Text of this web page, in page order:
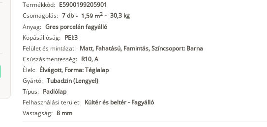
Termékkód: E5900199205901
Csomagolás: 7 db - 1,59 m2 - 30,3 kg
Anyag: Gres porcelán fagyálló
Kopásállóság: PEI:3
Felület és mintázat: Matt, Fahatású, Famintás, Színcsoport: Barna
Csúszásmentesség: R10, A
Élek: Élvágott, Forma: Téglalap
Gyártó: Tubadzin (Lengyel)
Típus: Padlólap
Felhasználási terület: Kültér és beltér - Fagyálló
Vastagság: 8 mm